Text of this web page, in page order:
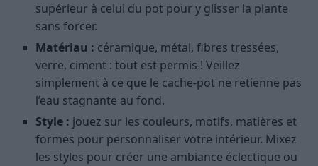
supérieur à celui du pot pour y glisser la plante
sans forcer.
Matériau : céramique, métal, fibres tressées,
verre, ciment : tout est permis ! Veillez
simplement à ce que le cache-pot ne retienne pas
l’eau stagnante au fond.
Style : jouez sur les couleurs, motifs, matières et
formes pour personnaliser votre intérieur. Mixez
les styles pour créer une ambiance éclectique ou